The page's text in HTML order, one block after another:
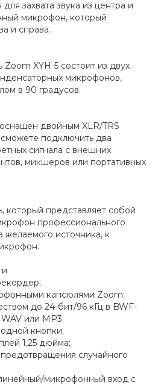
захвата звука из центра и
микрофон, который
и справа.
XYH-5 состоит из двух
микрофонов,
в 90 градусов.
двойным XLR/TRS
подключить два
сигнала с внешних
микшеров или портативных
представляет собой
профессионального
желаемого источника, к
капсюлями Zoom;
до 24-бит/96 кГц в BWF-
или MP3;
кнопки;
1,25 дюйма;
случайного
микрофонный вход с